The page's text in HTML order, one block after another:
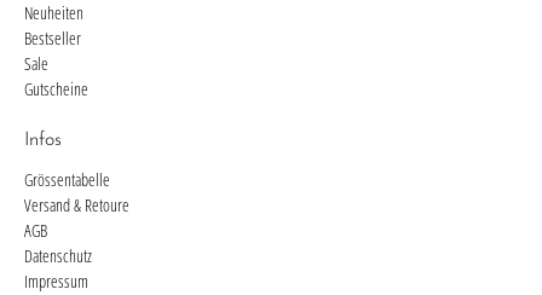
Neuheiten
Bestseller
Sale
Gutscheine
Infos
Grössentabelle
Versand & Retoure
AGB
Datenschutz
Impressum